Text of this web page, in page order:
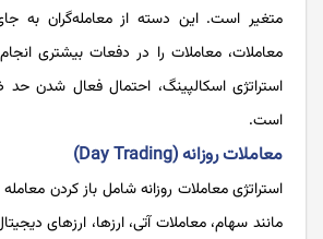
متغیر است. این دسته از معامله‌گران به
معاملات، معاملات را در دفعات بیشتری
استراتژی اسکالپینگ، احتمال فعال شدن حد
است.
معاملات روزانه (Day Trading)
استراتژی معاملات روزانه شامل باز کردن
مانند سهام، معاملات آتی، ارزها، ارزهای